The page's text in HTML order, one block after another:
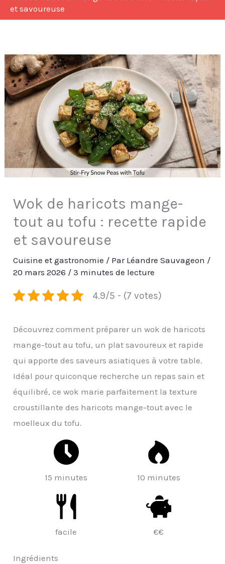
et savoureuse
Wok de haricots mange-
tout au tofu : recette rapide
et savoureuse
Cuisine et gastronomie / Par Léandre Sauvageon /
20 mars 2026 /3 minutes de lecture
4.9/5 - (7 votes)
Découvrez comment préparer un wok de haricots
mange-tout au tofu, un plat savoureux et rapide
qui apporte des saveurs asiatiques à votre table.
Idéal pour quiconque recherche un repas sain et
équilibré, ce wok marie parfaitement la texture
croustillante des haricots mange-tout avec le
moelleux du tofu.
15 minutes 10 minutes
facile €€
Ingrédients